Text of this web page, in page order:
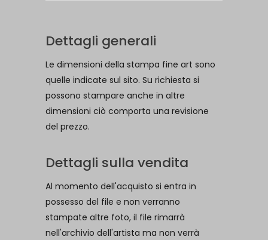
Dettagli generali
Le dimensioni della stampa fine art sono
quelle indicate sul sito. Su richiesta si
possono stampare anche in altre
dimensioni ciò comporta una revisione
del prezzo.
Dettagli sulla vendita
Al momento dell'acquisto si entra in
possesso del file e non verranno
stampate altre foto, il file rimarrà
nell'archivio dell'artista ma non verrà